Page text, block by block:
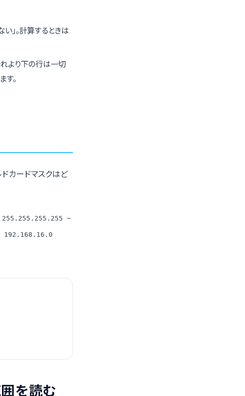
い」。計算するときは
れより下の行は一切
す。
カードマスクはど
255.255.255.255 −
を読む